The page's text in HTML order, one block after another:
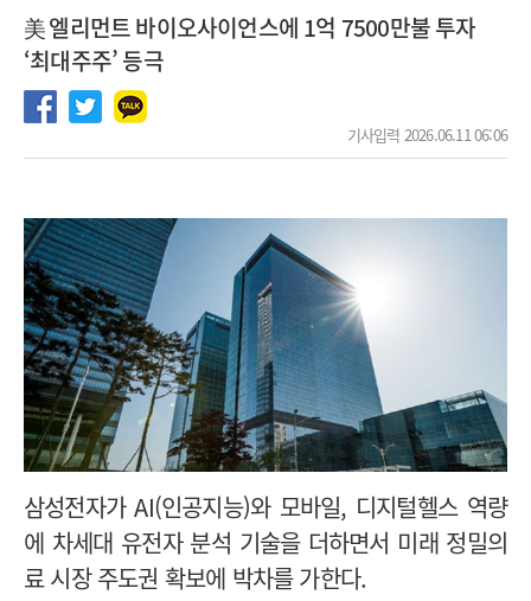
美 엘리먼트 바이오사이언스에 1억 7500만불 투자
‘최대주주’ 등극
기사입력 2026.06.11 06:06
삼성전자가 AI(인공지능)와 모바일, 디지털헬스 역량
에 차세대 유전자 분석 기술을 더하면서 미래 정밀의
료 시장 주도권 확보에 박차를 가한다.